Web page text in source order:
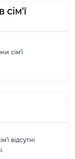
сім'ї
сім'ї
відсутні